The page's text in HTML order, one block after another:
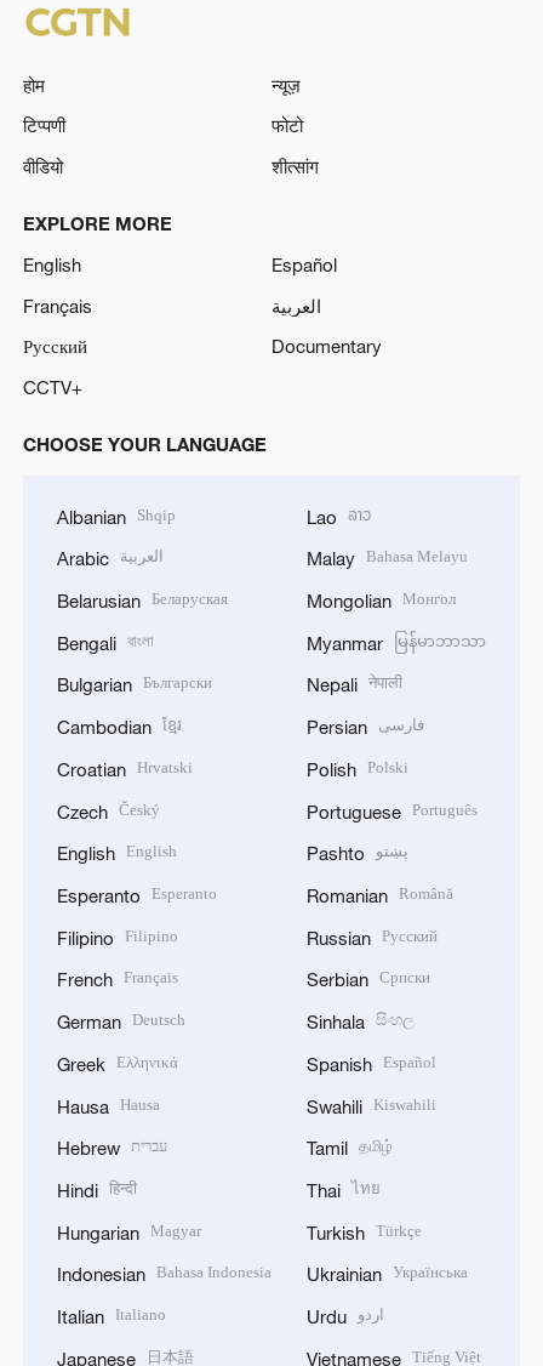
होम
न्यूज़
टिप्पणी
फोटो
वीडियो
शीत्सांग
EXPLORE MORE
English
Español
Français
العربية
Русский
Documentary
CCTV+
CHOOSE YOUR LANGUAGE
Albanian Shqip
Arabic العربية
Belarusian Беларуская
Bengali বাংলা
Bulgarian Български
Cambodian ខ្មែរ
Croatian Hrvatski
Czech Český
English English
Esperanto Esperanto
Filipino Filipino
French Français
German Deutsch
Greek Ελληνικά
Hausa Hausa
Hebrew עברית
Hindi हिन्दी
Hungarian Magyar
Indonesian Bahasa Indonesia
Italian Italiano
Japanese 日本語
Lao ລາວ
Malay Bahasa Melayu
Mongolian Монгол
Myanmar မြန်မာဘာသာ
Nepali नेपाली
Persian فارسی
Polish Polski
Portuguese Português
Pashto پښتو
Romanian Română
Russian Русский
Serbian Српски
Sinhala සිංහල
Spanish Español
Swahili Kiswahili
Tamil தமிழ்
Thai ไทย
Turkish Türkçe
Ukrainian Українська
Urdu اردو
Vietnamese Tiếng Việt